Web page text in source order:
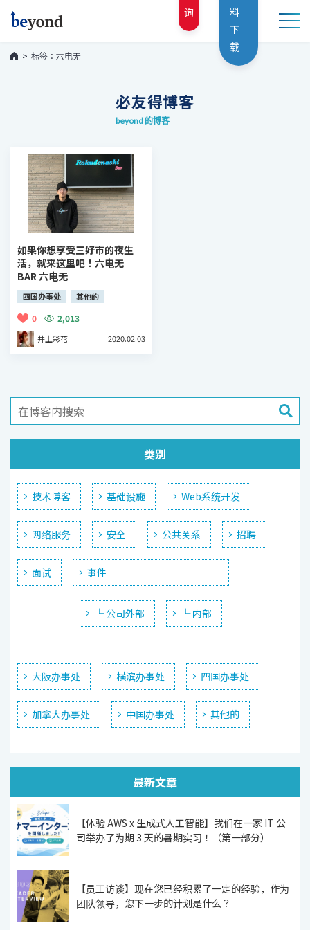
询
料
下
载
标签：六电无
必友得博客
beyond 的博客
如果你想享受三好市的夜生
活，就来这里吧！六电无
BAR 六电无
四国办事处 其他的
0 2,013
井上彩花 2020.02.03
类别
技术博客 基础设施 Web系统开发
网络服务 安全 公共关系 招聘
面试 事件
└ 公司外部 └ 内部
大阪办事处 横滨办事处 四国办事处
加拿大办事处 中国办事处 其他的
最新文章
【体验 AWS x 生成式人工智能】我们在一家 IT 公
司举办了为期 3 天的暑期实习！（第一部分）
【员工访谈】现在您已经积累了一定的经验，作为
团队领导，您下一步的计划是什么？